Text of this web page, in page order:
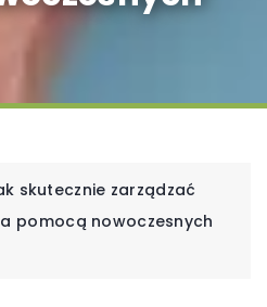
skutecznie zarządzać
pomocą nowoczesnych